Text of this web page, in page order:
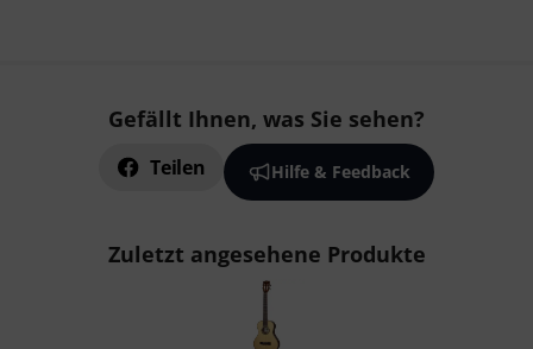
Gefällt Ihnen, was Sie sehen?
Teilen Hilfe & Feedback
Zuletzt angesehene Produkte